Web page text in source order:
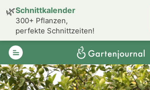
🌿Schnittkalender
300+ Pflanzen,
perfekte Schnittzeiten!